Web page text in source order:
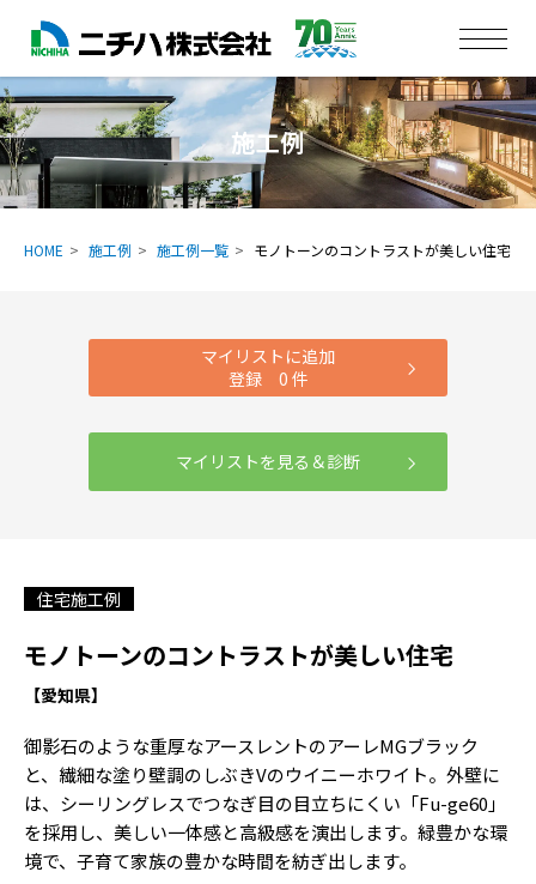
施工例
HOME 施工例 施工例一覧 モノトーンのコントラストが美しい住宅
マイリストに追加
登録 0 件
マイリストを見る＆診断
住宅施工例
モノトーンのコントラストが美しい住宅
【愛知県】
御影石のような重厚なアースレントのアーレMGブラック
と、繊細な塗り壁調のしぶきVのウイニーホワイト。外壁に
は、シーリングレスでつなぎ目の目立ちにくい「Fu-ge60」
を採用し、美しい一体感と高級感を演出します。緑豊かな環
境で、子育て家族の豊かな時間を紡ぎ出します。